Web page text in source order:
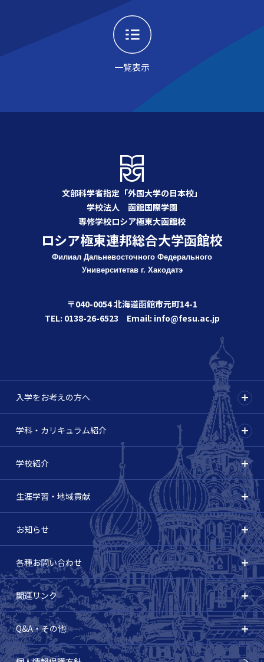
一覧表示
文部科学省指定「外国大学の日本校」
学校法人 函館国際学園
専修学校ロシア極東大函館校
ロシア極東連邦総合大学函館校
Филиал Дальневосточного Федерального
Университетав г. Хакодатэ
〒040-0054 北海道函館市元町14-1
TEL: 0138-26-6523 Email: info@fesu.ac.jp
入学をお考えの方へ
学科・カリキュラム紹介
学校紹介
生涯学習・地域貢献
お知らせ
各種お問い合わせ
関連リンク
Q&A・その他